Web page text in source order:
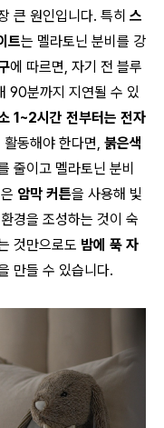
큰 원인입니다. 특히 스
트는 멜라토닌 분비를 강
에 따르면, 자기 전 블루
90분까지 지연될 수 있
1~2시간 전부터는 전자
동해야 한다면, 붉은색
줄이고 멜라토닌 분비
암막 커튼을 사용해 빛
경을 조성하는 것이 숙
것만으로도 밤에 푹 자
만들 수 있습니다.